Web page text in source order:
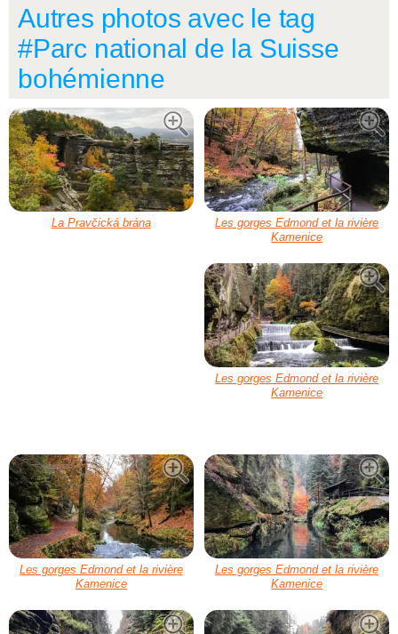
Autres photos avec le tag
#Parc national de la Suisse
bohémienne
La Pravčická brána
Les gorges Edmond et la rivière
Kamenice
Les gorges Edmond et la rivière
Kamenice
Les gorges Edmond et la rivière
Kamenice
Les gorges Edmond et la rivière
Kamenice